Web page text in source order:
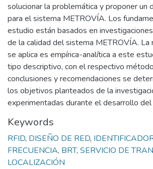
solucionar la problemática y proponer un
para el sistema METROVÍA. Los
estudio están basados en
de la calidad del sistema METROVÍA.
se aplica es empírica-analítica a este
tipo descriptivo, con el respectivo
conclusiones y recomendaciones se
los objetivos planteados de la
experimentadas durante el desarrollo
Keywords
RFID, DISEÑO DE RED,
FRECUENCIA, BRT, SERVICIO DE
LOCALIZACIÓN